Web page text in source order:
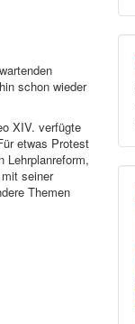
schon wieder
XIV. verfügte
etwas Protest
Lehrplanreform,
seiner
Themen